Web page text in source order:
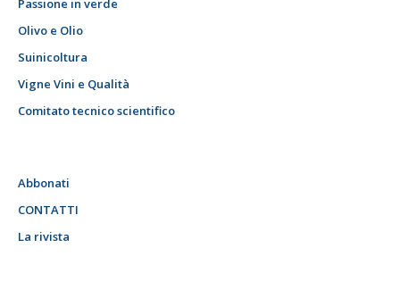
Passione in verde
Olivo e Olio
Suinicoltura
Vigne Vini e Qualità
Comitato tecnico scientifico
Abbonati
CONTATTI
La rivista